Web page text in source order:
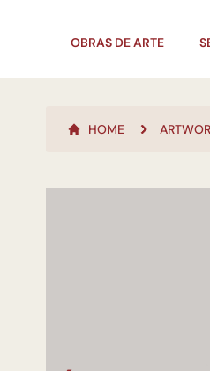
OBRAS DE ARTE
HOME